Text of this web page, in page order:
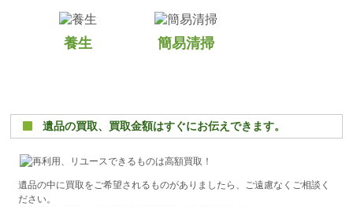
養生 簡易清掃
遺品の買取、買取金額はすぐにお伝えできます。
遺品の中に買取をご希望されるものがありましたら、ご遠慮なくご相談く
ださい。